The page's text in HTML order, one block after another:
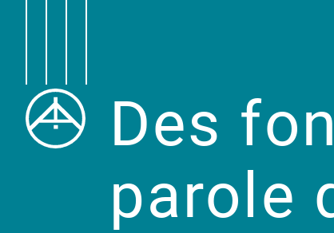
Des
parole